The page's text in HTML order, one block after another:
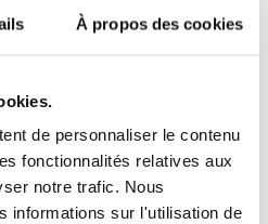
À propos des cookies
de personnaliser le contenu
fonctionnalités relatives aux
notre trafic. Nous
informations sur l'utilisation de